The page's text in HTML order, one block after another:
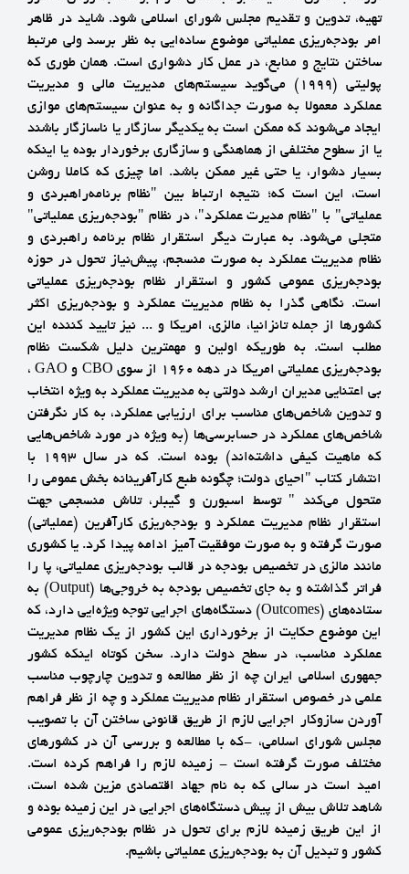
تهيه، تدوين و تقديم مجلس شوراي اسلامي شود. شايد در ظاهر
امر بودجه‌ريزي عملياتي موضوع ساده‌ايي به نظر برسد ولي مرتبط
ساختن نتايج و منابع، در عمل كار دشواري است. همان طوري كه
پوليتي (1999) مي‌گويد سيستم‌هاي مديريت مالي و مديريت
عملكرد معمولا به صورت جداگانه و به عنوان سيستم‌هاي موازي
ايجاد مي‌شوند كه ممكن است به يكديگر سازگار يا ناسازگار باشند
يا از سطوح مختلفي از هماهنگي و سازگاري برخوردار بوده يا اينكه
بسيار دشوار، يا حتي غير ممكن باشد. اما چيزي كه كاملا روشن
است، اين است كه؛ نتيجه ارتباط بين "نظام برنامه‌راهبردي و
عملياتي" با "نظام مديرت عملكرد"، در نظام "بودجه‌ريزي عملياتي"
متجلي مي‌شود. به عبارت ديگر استقرار نظام برنامه راهبردي و
نظام مديريت عملكرد به صورت منسجم، پيش‌نياز تحول در حوزه
بودجه‌ريزي عمومي كشور و استقرار نظام بودجه‌ريزي عملياتي
است. نگاهي گذرا به نظام مديريت عملكرد و بودجه‌ريزي اكثر
كشورها از جمله تانزانيا، مالزي، امريكا و ... نيز تاييد كننده اين
مطلب است. به طوريكه اولين و مهمترين دليل شكست نظام
بودجه‌ريزي عملياتي امريكا در دهه 1960 از سوي CBO و GAO ،
بي اعتنايي مديران ارشد دولتي به مديريت عملكرد به ويژه انتخاب
و تدوين شاخص‌هاي مناسب براي ارزيابي عملكرد، به كار نگرفتن
شاخص‌هاي عملكرد در حسابرسي‌ها (به ويژه در مورد شاخص‌هايي
كه ماهيت كيفي داشته‌اند) بوده است. كه در سال 1993 با
انتشار كتاب "احياي دولت؛ چگونه طبع كارآفرينانه بخش عمومي را
متحول مي‌كند " توسط اسبورن و گيبلر، تلاش منسجمي جهت
استقرار نظام مديريت عملكرد و بودجه‌ريزي كارآفرين (عملياتي)
صورت گرفته و به صورت موفقيت آميز ادامه پيدا كرد. يا كشوري
مانند مالزي در تخصيص بودجه در قالب بودجه‌ريزي عملياتي، پا را
فراتر گذاشته و به جاي تخصيص بودجه به خروجي‌ها (Output) به
ستاده‌هاي (Outcomes) دستگاه‌هاي اجرايي توجه ويژه‌ايي دارد، كه
اين موضوع حكايت از برخورداري اين كشور از يك نظام مديريت
عملكرد مناسب، در سطح دولت دارد. سخن كوتاه اينكه كشور
جمهوري اسلامي ايران چه از نظر مطالعه و تدوين چارچوب مناسب
علمي در خصوص استقرار نظام مديريت عملكرد و چه از نظر فراهم
آوردن سازوكار اجرايي لازم از طريق قانوني ساختن آن با تصويب
مجلس شوراي اسلامي، -كه با مطالعه و بررسي آن در كشورهاي
مختلف صورت گرفته است - زمينه لازم را فراهم كرده است.
اميد است در سالي كه به نام جهاد اقتصادي مزين شده است،
شاهد تلاش بيش از پيش دستگاه‌هاي اجرايي در اين زمينه بوده و
از اين طريق زمينه‌ لازم براي تحول در نظام بودجه‌ريزي عمومي
كشور و تبديل آن به بودجه‌ريزي عملياتي باشيم.